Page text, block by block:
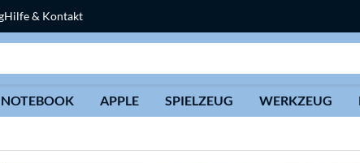
Hilfe & Kontakt
NOTEBOOK APPLE SPIELZEUG WERKZEUG